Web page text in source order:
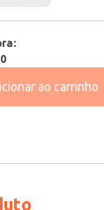
ao carrinho